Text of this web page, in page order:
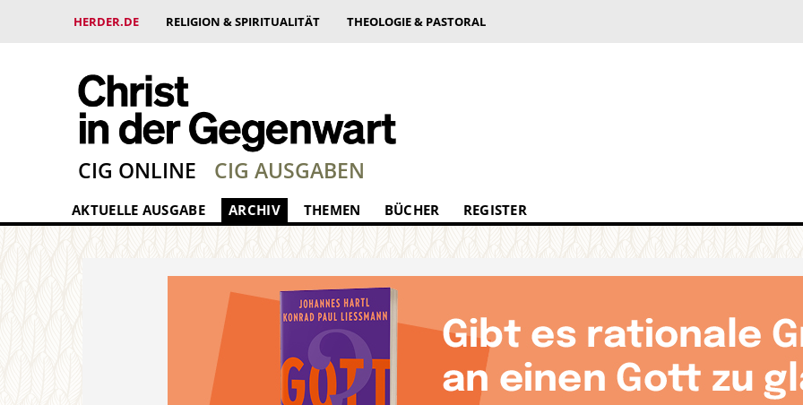
HERDER.DE RELIGION & SPIRITUALITÄT THEOLOGIE & PASTORAL
CIG ONLINE CIG AUSGABEN
AKTUELLE AUSGABE ARCHIV THEMEN BÜCHER REGISTER